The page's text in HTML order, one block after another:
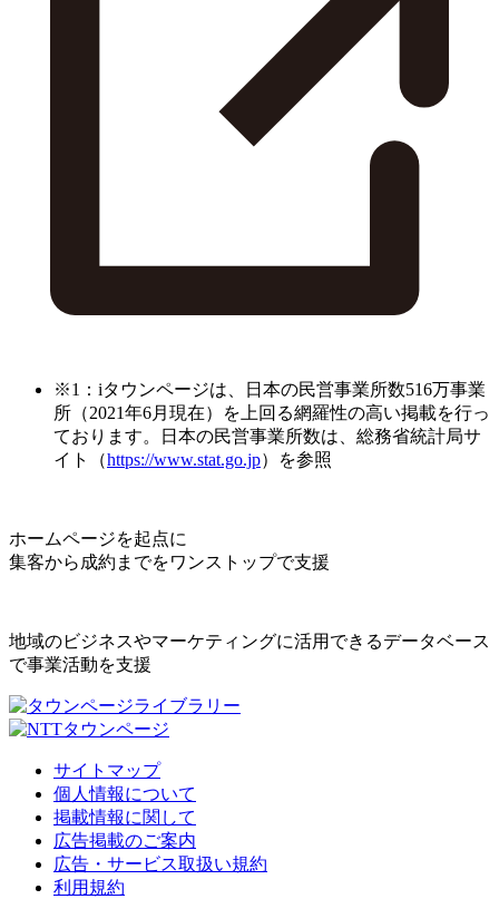
※1：iタウンページは、日本の民営事業所数516万事業
所（2021年6月現在）を上回る網羅性の高い掲載を行っ
ております。日本の民営事業所数は、総務省統計局サ
イト（https://www.stat.go.jp）を参照
ホームページを起点に
集客から成約までをワンストップで支援
地域のビジネスやマーケティングに活用できるデータベース
で事業活動を支援
サイトマップ
個人情報について
掲載情報に関して
広告掲載のご案内
広告・サービス取扱い規約
利用規約